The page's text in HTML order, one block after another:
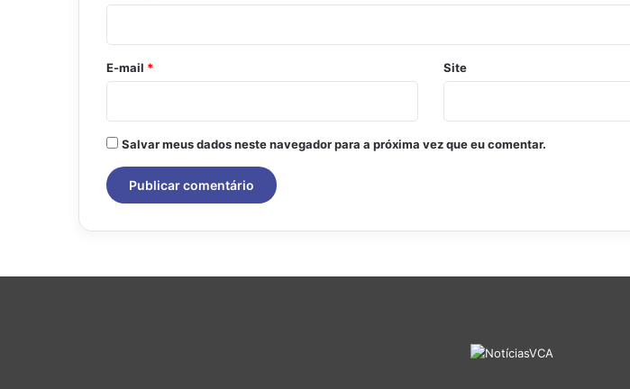
o
*
E-mail * Site
Salvar meus dados neste navegador para a próxima vez que eu comentar.